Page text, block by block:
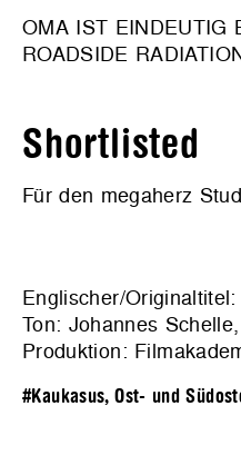
OMA IST EINDEUTIG
ROADSIDE
Shortlisted
Für den megaherz
Englischer/
Ton: Johannes
Produktion:
#Kaukasus, Ost- und